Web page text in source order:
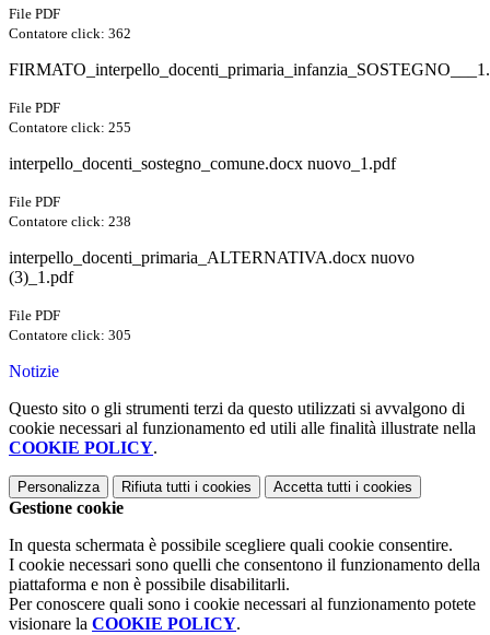
File PDF
Contatore click: 362
File PDF
Contatore click: 255
interpello_docenti_sostegno_comune.docx nuovo_1.pdf
File PDF
Contatore click: 238
interpello_docenti_primaria_ALTERNATIVA.docx nuovo
(3)_1.pdf
File PDF
Contatore click: 305
Notizie
Questo sito o gli strumenti terzi da questo utilizzati si avvalgono di
cookie necessari al funzionamento ed utili alle finalità illustrate nella
COOKIE POLICY.
Personalizza Rifiuta tutti i cookies Accetta tutti i cookies
Gestione cookie
In questa schermata è possibile scegliere quali cookie consentire.
I cookie necessari sono quelli che consentono il funzionamento della
piattaforma e non è possibile disabilitarli.
Per conoscere quali sono i cookie necessari al funzionamento potete
visionare la COOKIE POLICY.